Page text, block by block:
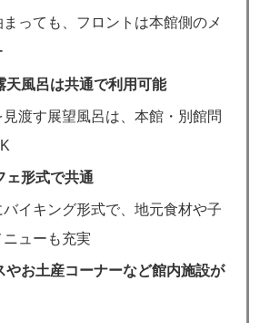
まっても、フロントは本館側のメ
天風呂は共通で利用可能
渡す展望風呂は、本館・別館問
ェ形式で共通
イキング形式で、地元食材や子
ニューも充実
やお土産コーナーなど館内施設が